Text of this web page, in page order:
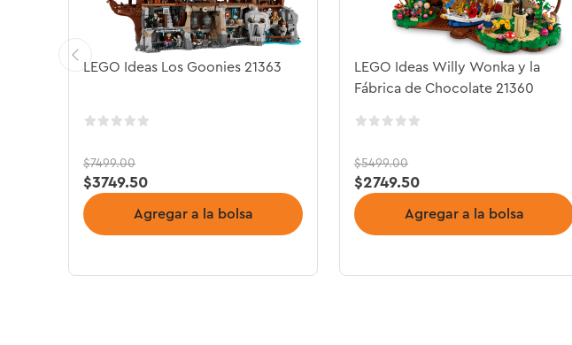
LEGO Ideas Los Goonies 21363
$7499.00
$3749.50
Agregar a la bolsa
LEGO Ideas Willy Wonka y la
Fábrica de Chocolate 21360
$5499.00
$2749.50
Agregar a la bolsa